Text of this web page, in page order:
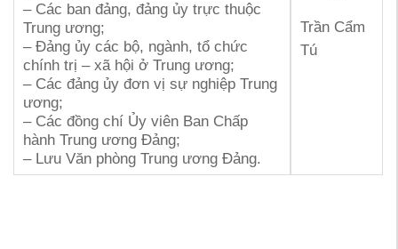
– Các ban đảng, đảng ủy trực thuộc
Trung ương;
– Đảng ủy các bộ, ngành, tổ chức
chính trị – xã hội ở Trung ương;
– Các đảng ủy đơn vị sự nghiệp Trung
ương;
– Các đồng chí Ủy viên Ban Chấp
hành Trung ương Đảng;
– Lưu Văn phòng Trung ương Đảng.
Trần Cẩm
Tú